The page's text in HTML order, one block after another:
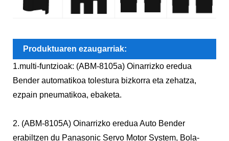
Produktuaren ezaugarriak:
1.multi-funtzioak: (ABM-8105a) Oinarrizko eredua
Bender automatikoa tolestura bizkorra eta zehatza,
ezpain pneumatikoa, ebaketa.
2. (ABM-8105A) Oinarrizko eredua Auto Bender
erabiltzen du Panasonic Servo Motor System, Bola-